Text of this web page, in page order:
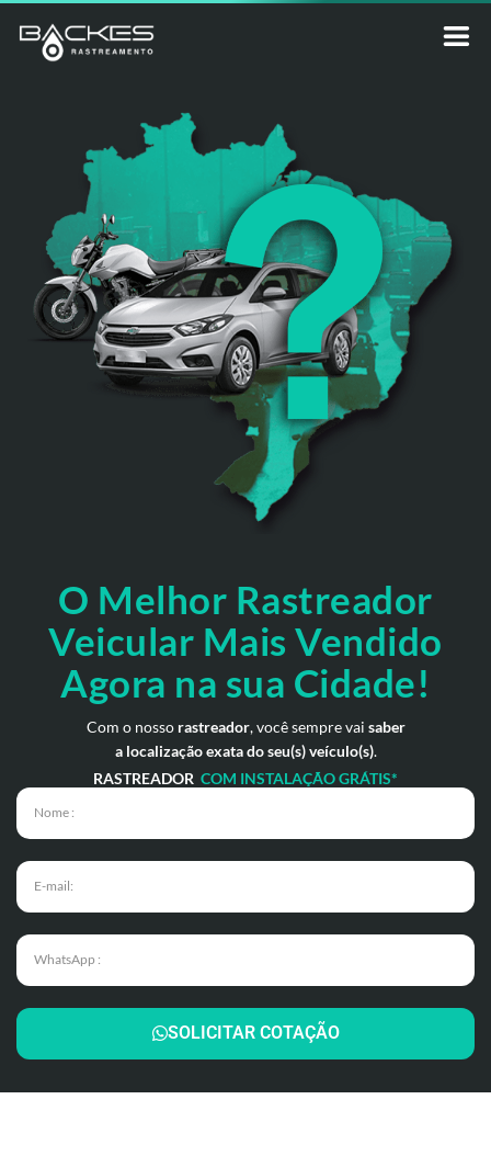
O Melhor Rastreador
Veicular Mais Vendido
Agora na sua Cidade!
Com o nosso rastreador, você sempre vai saber
a localização exata do seu(s) veículo(s).
RASTREADOR COM INSTALAÇÃO GRÁTIS*
SOLICITAR COTAÇÃO